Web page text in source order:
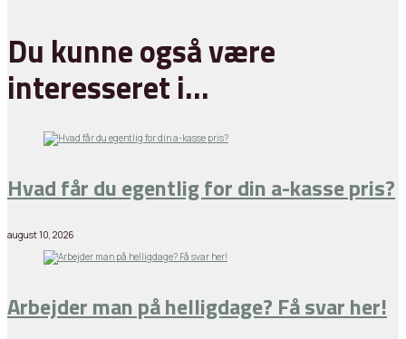
Du kunne også være
interesseret i…
Hvad får du egentlig for din a-kasse pris?
august 10, 2026
Arbejder man på helligdage? Få svar her!